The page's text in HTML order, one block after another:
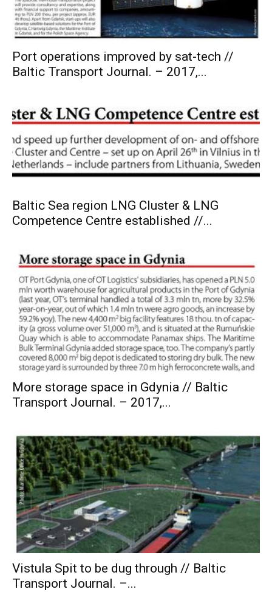
Port operations improved by sat-tech //
Baltic Transport Journal. – 2017,...
Baltic Sea region LNG Cluster & LNG
Competence Centre established //...
More storage space in Gdynia // Baltic
Transport Journal. – 2017,...
Vistula Spit to be dug through // Baltic
Transport Journal. –...